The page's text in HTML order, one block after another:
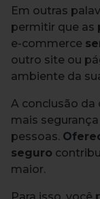
Em outras
permitir que as
e-commerce
outro site ou
ambiente da
A conclusão
mais
pessoas.
seguro
maior.
Para isso, você